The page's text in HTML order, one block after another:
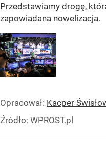
Przedstawiamy drogę,
zapowiadana nowelizacja.
Opracował: Kacper
Źródło: WPROST.pl